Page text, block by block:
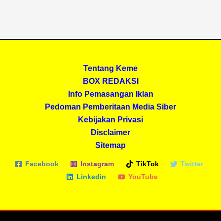
Tentang Keme
BOX REDAKSI
Info Pemasangan Iklan
Pedoman Pemberitaan Media Siber
Kebijakan Privasi
Disclaimer
Sitemap
Facebook Instagram TikTok
Twitter
Linkedin
YouTube